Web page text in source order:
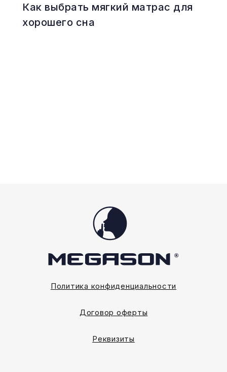
Как выбрать мягкий матрас для
хорошего сна
Политика конфиденциальности
Договор оферты
Реквизиты